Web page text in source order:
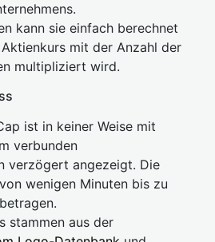
kann sie einfach berechnet
mit der Anzahl der
multipliziert wird.
ist in keiner Weise mit
verbunden
verzögert angezeigt. Die
wenigen Minuten bis zu
stammen aus der